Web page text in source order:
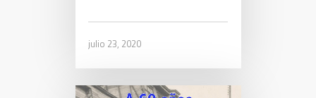
julio 23, 2020